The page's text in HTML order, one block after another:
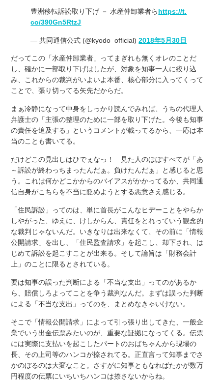
豊洲移転訴訟取り下げ － 水産仲卸業者らhttps://t.
co/390Gn5RtzJ
— 共同通信公式 (@kyodo_official)2018年5月30日
だってこの「水産仲卸業者」ってまぎれも無くオレのことだ
し、確かに一部取り下げはしたが、対象を知事一人に絞り込
み、これからの裁判がいよいよ本番、核心部分に入ってくって
ことで、張り切ってる矢先だからだ。
まぁ冷静になって中身をしっかり読んでみれば、うちの代理人
弁護士の「主張の整理のために一部を取り下げた。今後も知事
の責任を追及する」というコメントが載ってるから、一応は本
当のことも書いてる。
だけどこの見出しはひでぇなっ！ 見た人のほぼすべてが「あ
～訴訟が終わっちまったんだぁ。負けたんだぁ」と感じると思
う。これは何かどこかからのバイアスがかかってるか、共同通
信自身がこちらを不当に貶めようとする悪意さえ感じる。
「住民訴訟」ってのは、単に首長がこんなヒデーことをやらか
しやがった、ゆえに、けしからん、責任をとれっていう観念的
な裁判じゃないんだ。いきなりは出来なくて、その前に「情報
公開請求」を出し、「住民監査請求」を起こし、却下され、は
じめて訴訟を起こすことが出来る。そして論旨は「財務会計
上」のことに限るとされている。
要は知事の誤った判断による「不当な支出」ってのがあるか
ら、賠償しろよってことを争う裁判なんだ。まずは誤った判断
による「不当な支出」ってのを、まとめなきゃいけない。
そこで「情報公開請求」によって引っ張り出してきた、一般企
業でいう出金伝票みたいのが、重要な証拠になってくる。伝票
には実際に支払いを起こしたパートのおばちゃんから現場の
長、その上司等のハンコが捺されてる。正直言って知事までさ
かのぼるのは大変なこと。さすがに知事ともなればたかが数万
円程度の伝票にいちいちハンコは捺さないからね。